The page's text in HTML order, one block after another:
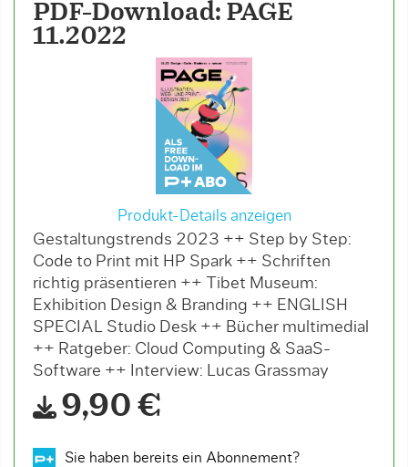
PDF-Download: PAGE
11.2022
Produkt-Details anzeigen
Gestaltungstrends 2023 ++ Step by Step:
Code to Print mit HP Spark ++ Schriften
richtig präsentieren ++ Tibet Museum:
Exhibition Design & Branding ++ ENGLISH
SPECIAL Studio Desk ++ Bücher multimedial
++ Ratgeber: Cloud Computing & SaaS-
Software ++ Interview: Lucas Grassmay
9,90 €
Sie haben bereits ein Abonnement?